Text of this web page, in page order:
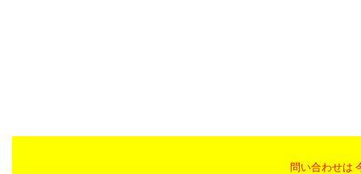
問い合わせは